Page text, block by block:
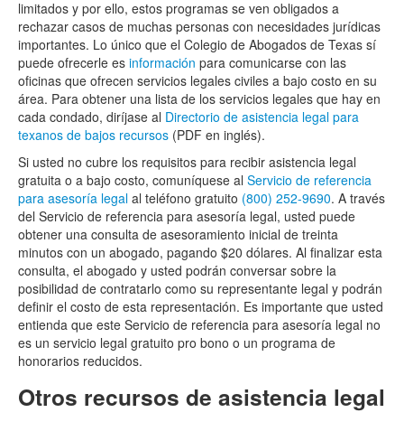
limitados y por ello, estos programas se ven obligados a
rechazar casos de muchas personas con necesidades jurídicas
importantes. Lo único que el Colegio de Abogados de Texas sí
puede ofrecerle es información para comunicarse con las
oficinas que ofrecen servicios legales civiles a bajo costo en su
área. Para obtener una lista de los servicios legales que hay en
cada condado, diríjase al Directorio de asistencia legal para
texanos de bajos recursos (PDF en inglés).
Si usted no cubre los requisitos para recibir asistencia legal
gratuita o a bajo costo, comuníquese al Servicio de referencia
para asesoría legal al teléfono gratuito (800) 252-9690. A través
del Servicio de referencia para asesoría legal, usted puede
obtener una consulta de asesoramiento inicial de treinta
minutos con un abogado, pagando $20 dólares. Al finalizar esta
consulta, el abogado y usted podrán conversar sobre la
posibilidad de contratarlo como su representante legal y podrán
definir el costo de esta representación. Es importante que usted
entienda que este Servicio de referencia para asesoría legal no
es un servicio legal gratuito pro bono o un programa de
honorarios reducidos.
Otros recursos de asistencia legal